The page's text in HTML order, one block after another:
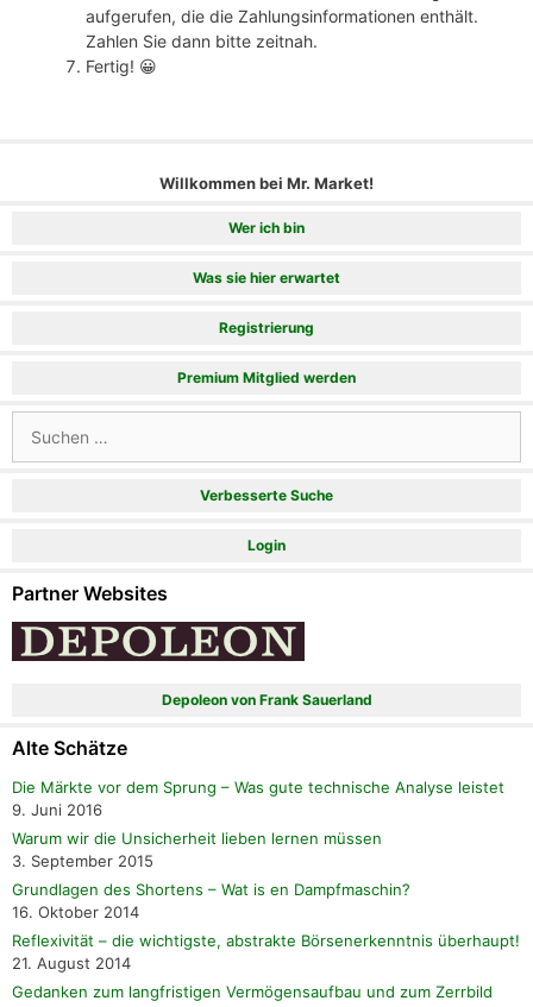
aufgerufen, die die Zahlungsinformationen enthält.
Zahlen Sie dann bitte zeitnah.
Fertig! 😀
Willkommen bei Mr. Market!
Wer ich bin
Was sie hier erwartet
Registrierung
Premium Mitglied werden
nach:
Verbesserte Suche
Login
Partner Websites
Depoleon von Frank Sauerland
Alte Schätze
Die Märkte vor dem Sprung – Was gute technische Analyse leistet
9. Juni 2016
Warum wir die Unsicherheit lieben lernen müssen
3. September 2015
Grundlagen des Shortens – Wat is en Dampfmaschin?
16. Oktober 2014
Reflexivität – die wichtigste, abstrakte Börsenerkenntnis überhaupt!
21. August 2014
Gedanken zum langfristigen Vermögensaufbau und zum Zerrbild